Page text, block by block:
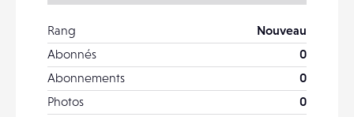
Rang
Nouveau
Abonnés
0
Abonnements
0
Photos
0